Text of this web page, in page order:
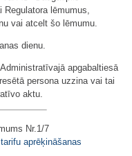
lēmumus,
vai atcelt šo lēmumu.
dienu.
apgabaltiesā
persona uzzina vai tai
aktu.
Nr.1/7
aprēķināšanas